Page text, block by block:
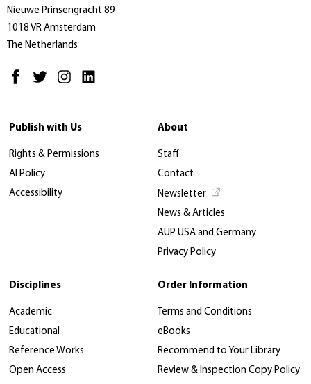
Nieuwe Prinsengracht 89
1018 VR Amsterdam
The Netherlands
Publish with Us
Rights & Permissions
AI Policy
Accessibility
About
Staff
Contact
Newsletter
News & Articles
AUP USA and Germany
Privacy Policy
Disciplines
Academic
Educational
Reference Works
Open Access
Order Information
Terms and Conditions
eBooks
Recommend to Your Library
Review & Inspection Copy Policy